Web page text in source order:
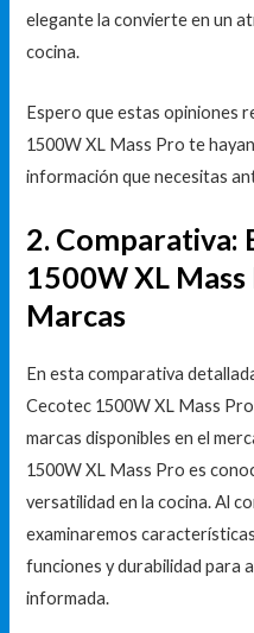
elegante la convierte en un
cocina.
Espero que estas opiniones
1500W XL Mass Pro te
información que necesitas
2. Comparativa:
1500W XL
Marcas
En esta comparativa
Cecotec 1500W XL Mass
marcas disponibles en el
1500W XL Mass Pro es
versatilidad en la cocina. Al
examinaremos
funciones y durabilidad para
informada.